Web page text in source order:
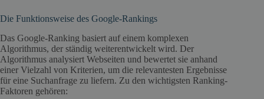
Die Funktionsweise des Google-Rankings
Das Google-Ranking basiert auf einem komplexen
Algorithmus, der ständig weiterentwickelt wird. Der
Algorithmus analysiert Webseiten und bewertet sie anhand
einer Vielzahl von Kriterien, um die relevantesten Ergebnisse
für eine Suchanfrage zu liefern. Zu den wichtigsten Ranking-
Faktoren gehören: